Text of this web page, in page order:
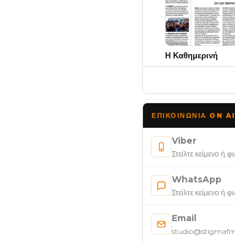
Η Καθημερινή
ΕΠΙΚΟΙΝΩΝΊΑ ON
Viber
Στείλτε κείμενο ή
WhatsApp
Στείλτε κείμενο ή
Email